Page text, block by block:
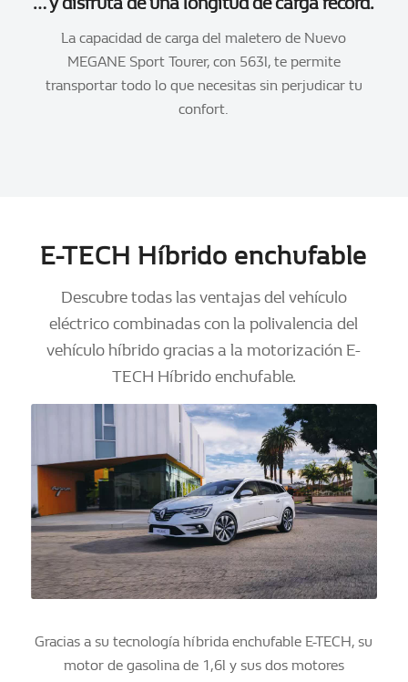
La capacidad de carga del maletero de Nuevo
MEGANE Sport Tourer, con 563l, te permite
transportar todo lo que necesitas sin perjudicar tu
confort.
E-TECH Híbrido enchufable
Descubre todas las ventajas del vehículo
eléctrico combinadas con la polivalencia del
vehículo híbrido gracias a la motorización E-
TECH Híbrido enchufable.
Gracias a su tecnología híbrida enchufable E-TECH, su
motor de gasolina de 1,6l y sus dos motores